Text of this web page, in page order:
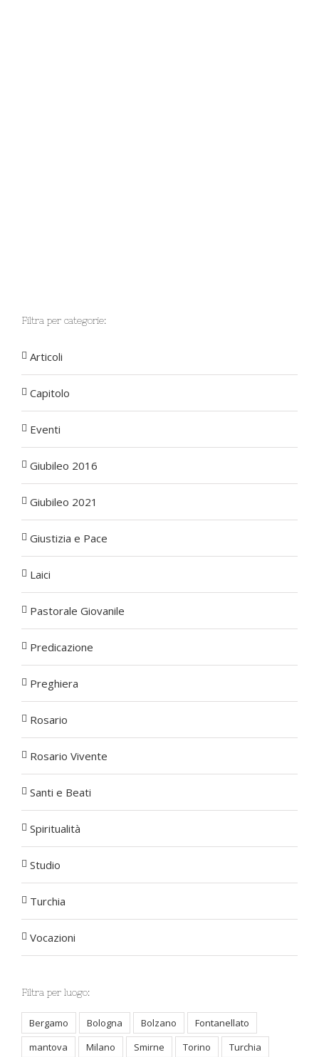
Filtra per categorie:
Articoli
Capitolo
Eventi
Giubileo 2016
Giubileo 2021
Giustizia e Pace
Laici
Pastorale Giovanile
Predicazione
Preghiera
Rosario
Rosario Vivente
Santi e Beati
Spiritualità
Studio
Turchia
Vocazioni
Filtra per luogo:
Bergamo Bologna Bolzano
Fontanellato
mantova
Milano Smirne Torino
Turchia